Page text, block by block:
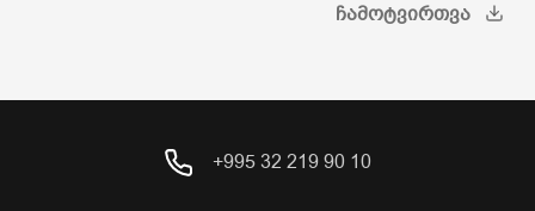
ᲩᲐᲛᲝᲢᲕᲘᲠᲗᲕᲐ
+995 32 219 90 10